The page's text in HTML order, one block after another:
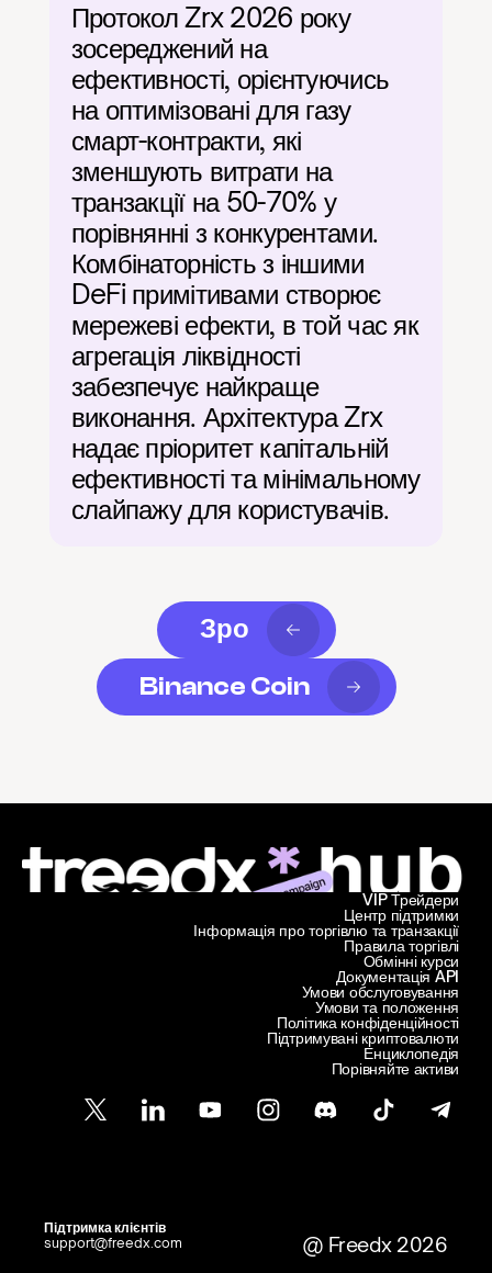
Протокол Zrx 2026 року
зосереджений на
ефективності, орієнтуючись
на оптимізовані для газу
смарт-контракти, які
зменшують витрати на
транзакції на 50-70% у
порівнянні з конкурентами.
Комбінаторність з іншими
DeFi примітивами створює
мережеві ефекти, в той час як
агрегація ліквідності
забезпечує найкраще
виконання. Архітектура Zrx
надає пріоритет капітальній
ефективності та мінімальному
слайпажу для користувачів.
Зро
Binance Coin
Центр підтримки
Інформація про торгівлю та транзакції
VIP Трейдери
Правила торгівлі
Обмінні курси
Документація API
Умови обслуговування
Умови та положення
Політика конфіденційності
Підтримувані криптовалюти
Енциклопедія
Порівняйте активи
Підтримка клієнтів
support@freedx.com @ Freedx 2026